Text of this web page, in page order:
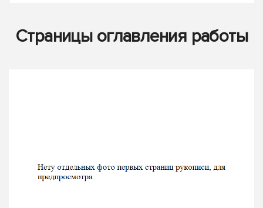
Страницы оглавления работы